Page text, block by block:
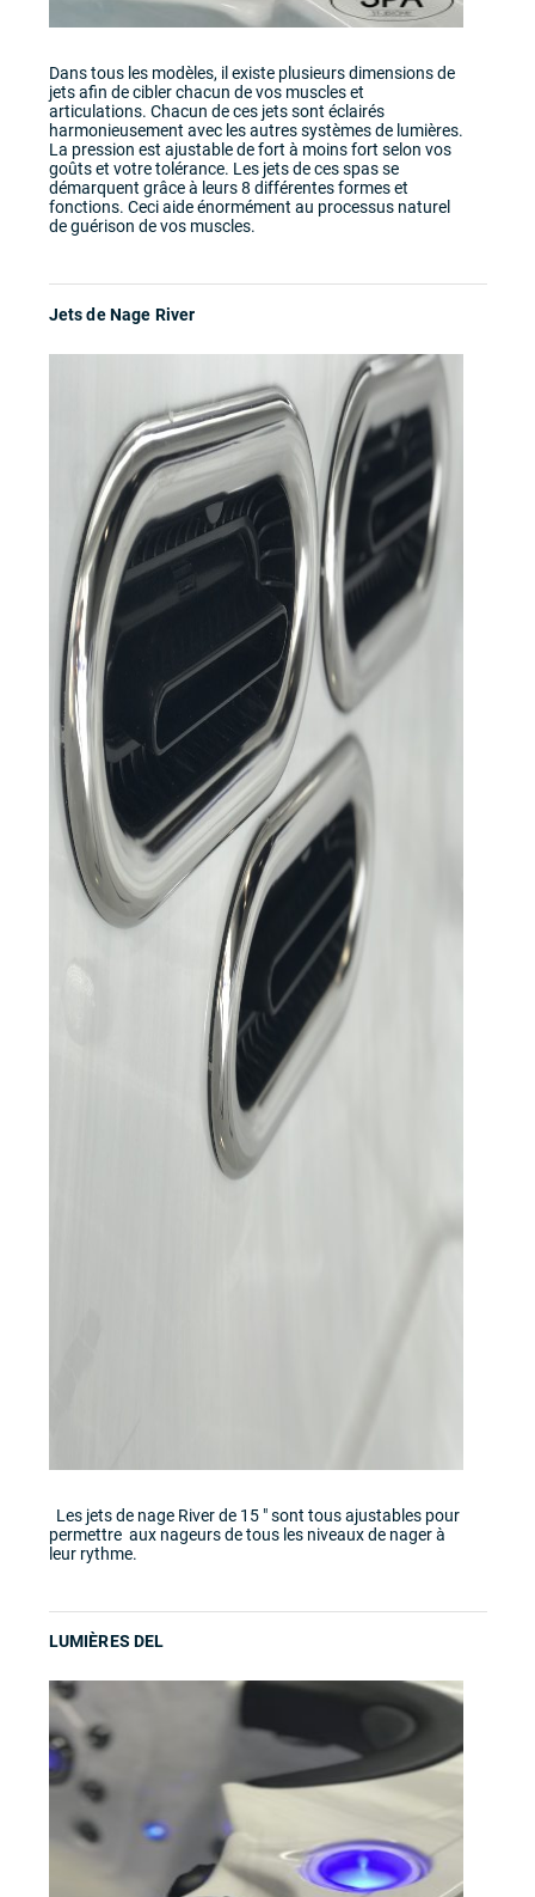
Dans tous les modèles, il existe plusieurs dimensions de
jets afin de cibler chacun de vos muscles et
articulations. Chacun de ces jets sont éclairés
harmonieusement avec les autres systèmes de lumières.
La pression est ajustable de fort à moins fort selon vos
goûts et votre tolérance. Les jets de ces spas se
démarquent grâce à leurs 8 différentes formes et
fonctions. Ceci aide énormément au processus naturel
de guérison de vos muscles.
Jets de Nage River
Les jets de nage River de 15 " sont tous ajustables pour
permettre aux nageurs de tous les niveaux de nager à
leur rythme.
LUMIÈRES DEL